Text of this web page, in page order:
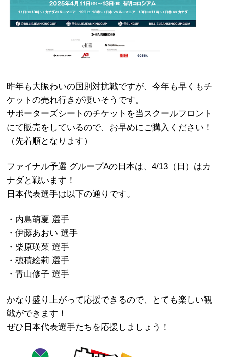
昨年も大賑わいの国別対抗戦ですが、今年も早くもチ
ケットの売れ行きが凄いそうです。
サポーターズシートのチケットを当スクールフロント
にて販売をしているので、お早めにご購入ください！
（先着順となります）
ファイナル予選 グループAの日本は、4/13（日）はカ
ナダと戦います！
日本代表選手は以下の通りです。
・内島萌夏 選手
・伊藤あおい 選手
・柴原瑛菜 選手
・穂積絵莉 選手
・青山修子 選手
かなり盛り上がって応援できるので、とても楽しい観
戦ができます！
ぜひ日本代表選手たちを応援しましょう！